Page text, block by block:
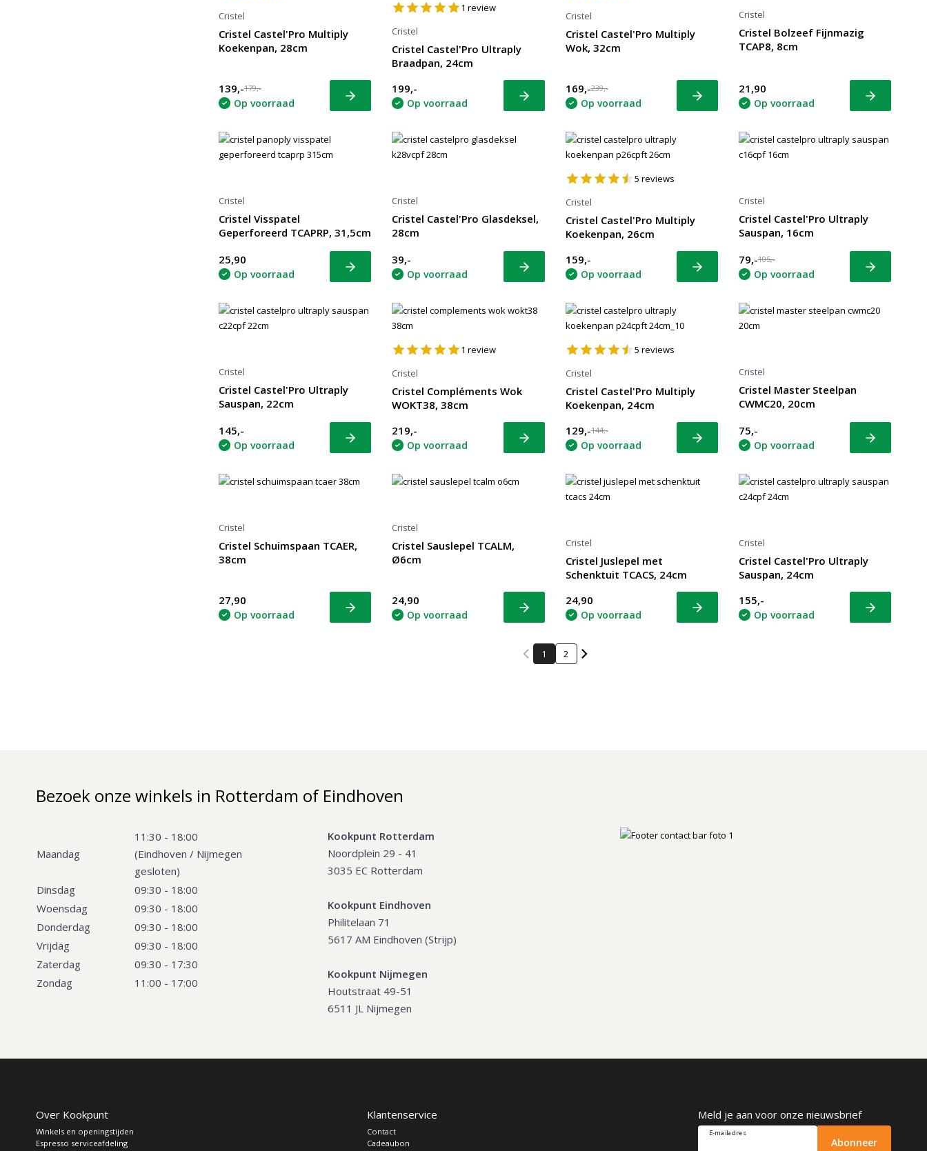
Cristel
Cristel Castel'Pro Multiply
Koekenpan, 28cm
139,-179,-
Op voorraad Bekijk
1 review
Cristel
Cristel Castel'Pro Ultraply
Braadpan, 24cm
199,-
Op voorraad Bekijk
Cristel
Cristel Castel'Pro Multiply
Wok, 32cm
169,-239,-
Op voorraad Bekijk
Cristel
Cristel Bolzeef Fijnmazig
TCAP8, 8cm
21,90
Op voorraad Bekijk
Cristel
Cristel Visspatel
Geperforeerd TCAPRP, 31,5cm
25,90
Op voorraad Bekijk
Cristel
Cristel Castel'Pro Glasdeksel,
28cm
39,-
Op voorraad Bekijk
5 reviews
Cristel
Cristel Castel'Pro Multiply
Koekenpan, 26cm
159,-
Op voorraad Bekijk
Cristel
Cristel Castel'Pro Ultraply
Sauspan, 16cm
79,-105,-
Op voorraad Bekijk
Cristel
Cristel Castel'Pro Ultraply
Sauspan, 22cm
145,-
Op voorraad Bekijk
1 review
Cristel
Cristel Compléments Wok
WOKT38, 38cm
219,-
Op voorraad Bekijk
5 reviews
Cristel
Cristel Castel'Pro Multiply
Koekenpan, 24cm
129,-144,-
Op voorraad Bekijk
Cristel
Cristel Master Steelpan
CWMC20, 20cm
75,-
Op voorraad Bekijk
Cristel
Cristel Schuimspaan TCAER,
38cm
27,90
Op voorraad Bekijk
Cristel
Cristel Sauslepel TCALM,
Ø6cm
24,90
Op voorraad Bekijk
Cristel
Cristel Juslepel met
Schenktuit TCACS, 24cm
24,90
Op voorraad Bekijk
Cristel
Cristel Castel'Pro Ultraply
Sauspan, 24cm
155,-
Op voorraad Bekijk
1 2
Bezoek onze winkels in Rotterdam of Eindhoven
Maandag
11:30 - 18:00
(Eindhoven / Nijmegen
gesloten)
Dinsdag
09:30 - 18:00
Woensdag
09:30 - 18:00
Donderdag
09:30 - 18:00
Vrijdag
09:30 - 18:00
Zaterdag
09:30 - 17:30
Zondag
11:00 - 17:00
Kookpunt Rotterdam
Noordplein 29 - 41
3035 EC Rotterdam
Kookpunt Eindhoven
Philitelaan 71
5617 AM Eindhoven (Strijp)
Kookpunt Nijmegen
Houtstraat 49-51
6511 JL Nijmegen
Over Kookpunt
Winkels en openingstijden
Espresso serviceafdeling
Klantenservice
Contact
Cadeaubon
Meld je aan voor onze nieuwsbrief
E-mailadres
Abonneer